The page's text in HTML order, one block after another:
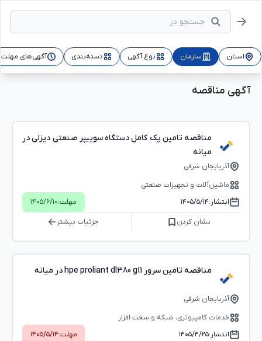
استان سازمان نوع آگهی دسته‌بندی آگهی‌های
آگهی مناقصه
مناقصه تامین پک کامل دستگاه سوییپر صنعتی دیزلی در
میانه
آذربایجان شرقی
ماشین‌آلات و تجهیزات صنعتی
انتشار:۱۴۰۵/۵/۱۴ مهلت:۱۴۰۵/۶/۱۰
نشان کردن جزئیات بیشتر
مناقصه تامین سرور hpe proliant dl380 g11 در میانه
آذربایجان شرقی
خدمات کامپیوتری، شبکه و سخت ‌افزار
انتشار:۱۴۰۵/۴/۲۵ مهلت:۱۴۰۵/۵/۱۴